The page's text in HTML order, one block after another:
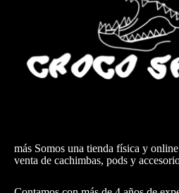
más Somos una tienda física y
venta de cachimbas, pods y